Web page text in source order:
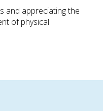
and appreciating the
of physical